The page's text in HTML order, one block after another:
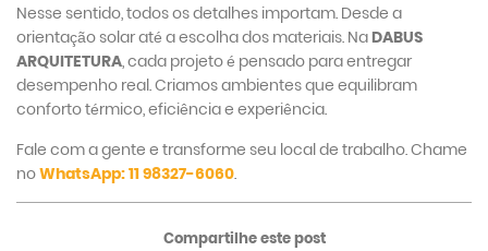
Nesse sentido, todos os detalhes importam. Desde a
orientação solar até a escolha dos materiais. Na DABUS
ARQUITETURA, cada projeto é pensado para entregar
desempenho real. Criamos ambientes que equilibram
conforto térmico, eficiência e experiência.
Fale com a gente e transforme seu local de trabalho. Chame
noWhatsApp: 11 98327-6060.
Compartilhe este post